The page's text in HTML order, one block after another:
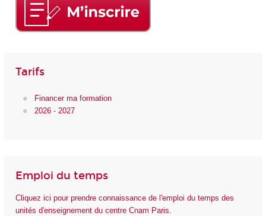
Tarifs
Financer ma formation
2026 - 2027
Emploi du temps
Cliquez ici pour prendre connaissance de l'emploi du temps des
unités d'enseignement du centre Cnam Paris.